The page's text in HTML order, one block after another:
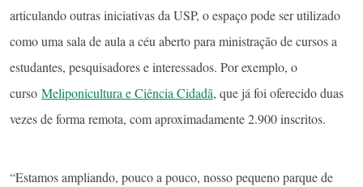
articulando outras iniciativas da USP, o espaço pode ser utilizado
como uma sala de aula a céu aberto para ministração de cursos a
estudantes, pesquisadores e interessados. Por exemplo, o
curso Meliponicultura e Ciência Cidadã, que já foi oferecido duas
vezes de forma remota, com aproximadamente 2.900 inscritos.
“Estamos ampliando, pouco a pouco, nosso pequeno parque de